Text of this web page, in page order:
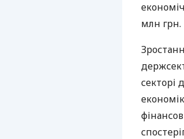
млн грн.
секторі